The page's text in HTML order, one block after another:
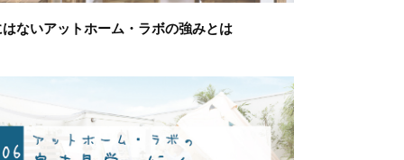
ないアットホーム・ラボの強みとは